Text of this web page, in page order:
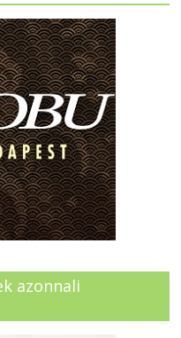
azonnali